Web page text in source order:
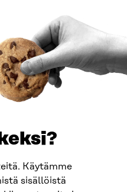
Käytämme
sisällöistä